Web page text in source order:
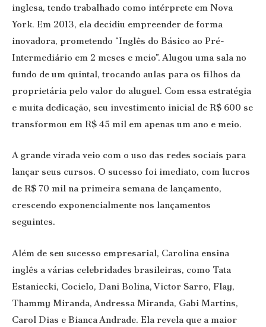
inglesa, tendo trabalhado como intérprete em Nova
York. Em 2013, ela decidiu empreender de forma
inovadora, prometendo “Inglês do Básico ao Pré-
Intermediário em 2 meses e meio”. Alugou uma sala no
fundo de um quintal, trocando aulas para os filhos da
proprietária pelo valor do aluguel. Com essa estratégia
e muita dedicação, seu investimento inicial de R$ 600 se
transformou em R$ 45 mil em apenas um ano e meio.
A grande virada veio com o uso das redes sociais para
lançar seus cursos. O sucesso foi imediato, com lucros
de R$ 70 mil na primeira semana de lançamento,
crescendo exponencialmente nos lançamentos
seguintes.
Além de seu sucesso empresarial, Carolina ensina
inglês a várias celebridades brasileiras, como Tata
Estaniecki, Cocielo, Dani Bolina, Victor Sarro, Flay,
Thammy Miranda, Andressa Miranda, Gabi Martins,
Carol Dias e Bianca Andrade. Ela revela que a maior